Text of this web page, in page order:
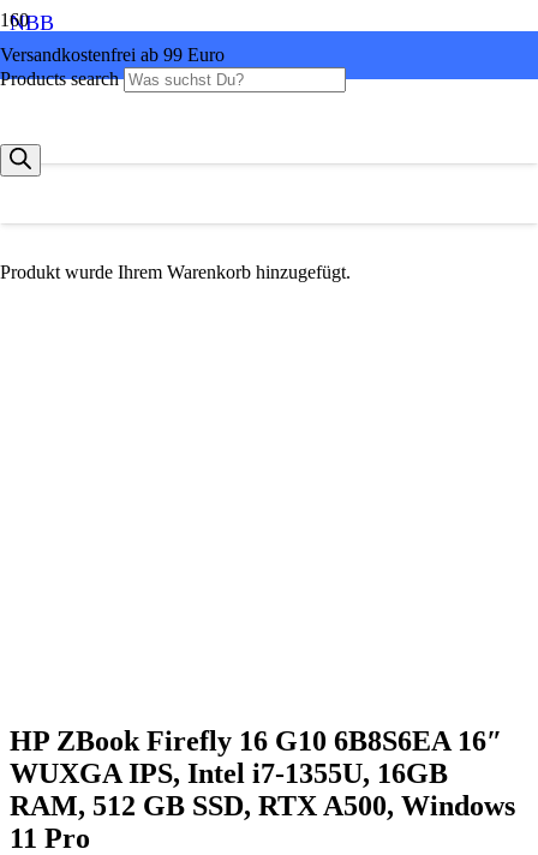
Versandkostenfrei ab 99 Euro
Products search
Produkt wurde Ihrem Warenkorb hinzugefügt.
NBB
HP ZBook Firefly 16 G10 6B8S6EA 16″
WUXGA IPS, Intel i7-1355U, 16GB
RAM, 512 GB SSD, RTX A500, Windows
11 Pro